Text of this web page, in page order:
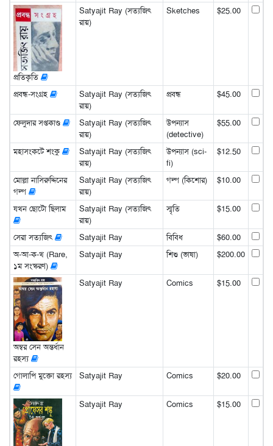
প্রতিকৃতি
Satyajit Ray (সত্যজিৎ
রায়)
Sketches $25.00
প্রবন্ধ-সংগ্রহ
Satyajit Ray (সত্যজিৎ
রায়)
প্রবন্ধ $45.00
ফেলুদার সপ্তকাণ্ড
Satyajit Ray (সত্যজিৎ
রায়)
উপন্যাস
(detective)
$55.00
মহাসংকটে শংকু
Satyajit Ray (সত্যজিৎ
রায়)
উপন্যাস (sci-
fi)
$12.50
মোল্লা নাসিরুদ্দিনের
গল্প
Satyajit Ray (সত্যজিৎ
রায়)
গল্প (কিশোর) $10.00
যখন ছোটো ছিলাম
Satyajit Ray (সত্যজিৎ
রায়)
স্মৃতি $15.00
সেরা সত্যজিৎ Satyajit Ray বিবিধ
$60.00
অ-আ-ক-খ (Rare,
১ম সংস্করণ)
Satyajit Ray শিশু (ভাষা) $200.00
অম্বর সেন অন্তর্ধান
রহস্য
Satyajit Ray Comics $15.00
গোলাপি মুক্তো রহস্য Satyajit Ray Comics $20.00
Satyajit Ray Comics $15.00